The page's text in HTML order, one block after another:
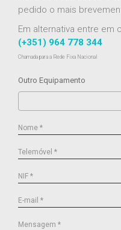
pedido o mais
Em alternativa entre em
(+351) 964 778 344
Chamada para a Rede Fixa Nacional
Outro Equipamento
Nome *
Telemóvel *
NIF *
E-mail *
Mensagem *